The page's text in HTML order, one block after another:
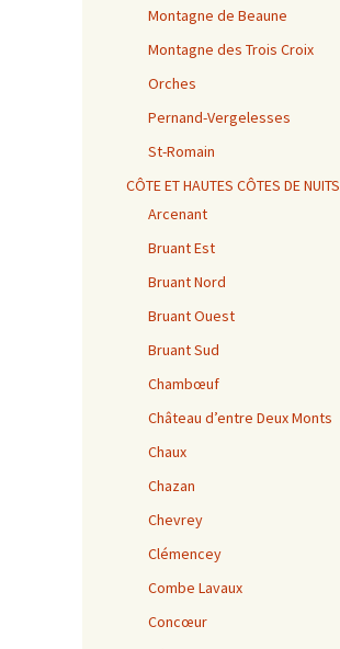
Montagne de Beaune
Montagne des Trois Croix
Orches
Pernand-Vergelesses
St-Romain
CÔTE ET HAUTES CÔTES DE NUITS
Arcenant
Bruant Est
Bruant Nord
Bruant Ouest
Bruant Sud
Chambœuf
Château d’entre Deux Monts
Chaux
Chazan
Chevrey
Clémencey
Combe Lavaux
Concœur